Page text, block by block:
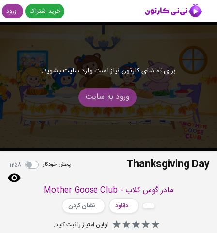
خرید اشتراک ورود
برای تماشای کارتون نیاز است وارد سایت بشوید.
ورود به سایت
Thanksgiving Day پخش خودکار 1258
مادر گوس کلاب - Mother Goose Club
دانلود
نشان کردن
اولین امتیاز را ثبت کنید.